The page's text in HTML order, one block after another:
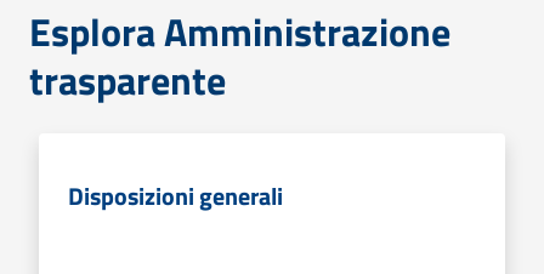
Esplora Amministrazione
trasparente
Disposizioni generali